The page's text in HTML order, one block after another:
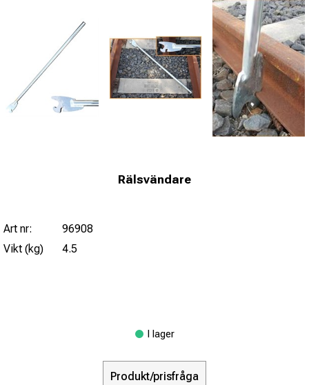
Rälsvändare
Art nr:
96908
Vikt (kg)
4.5
I lager
Produkt/prisfråga